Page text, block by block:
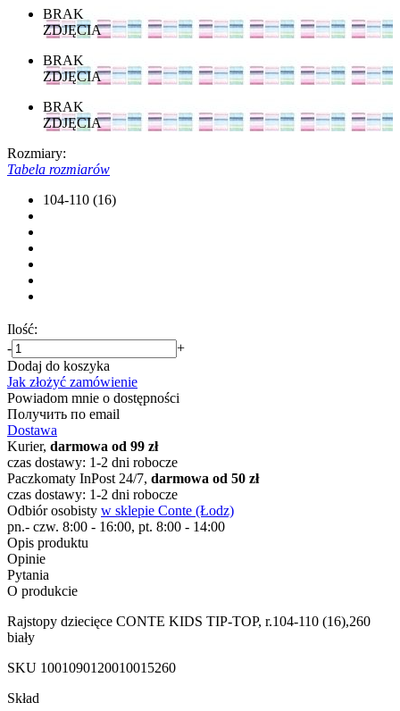
BRAK
ZDJĘCIA
BRAK
ZDJĘCIA
BRAK
ZDJĘCIA
Rozmiary:
Tabela rozmiarów
104-110 (16)
Ilość:
-
+
Dodaj do koszyka
Jak złożyć zamówienie
Powiadom mnie o dostępności
Получить по email
Dostawa
Kurier, darmowa od 99 zł
czas dostawy: 1-2 dni robocze
Paczkomaty InPost 24/7, darmowa od 50 zł
czas dostawy: 1-2 dni robocze
Odbiór osobisty w sklepie Conte (Łodz)
pn.- czw. 8:00 - 16:00, pt. 8:00 - 14:00
Opis produktu
Opinie
Pytania
O produkcie
Rajstopy dziecięce CONTE KIDS TIP-TOP, r.104-110 (16),260
biały
SKU 1001090120010015260
Skład